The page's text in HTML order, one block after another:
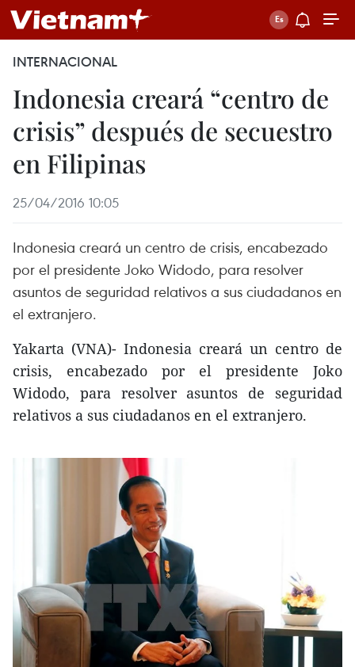
INTERNACIONAL
Indonesia creará “centro de
crisis” después de secuestro
en Filipinas
25/04/2016 10:05
Indonesia creará un centro de crisis, encabezado
por el presidente Joko Widodo, para resolver
asuntos de seguridad relativos a sus ciudadanos en
el extranjero.
Yakarta (VNA)- Indonesia creará un centro de
crisis, encabezado por el presidente Joko
Widodo, para resolver asuntos de seguridad
relativos a sus ciudadanos en el extranjero.